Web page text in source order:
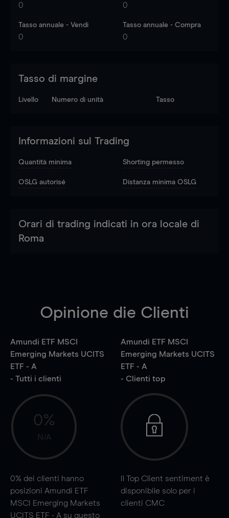
0 0
Tasso annuale - Vendi
0
Tasso annuale - Compra
0
Tasso di margine
Livello Numero di unità Tasso
Informazioni sul Trading
Quantità minima Shorting permesso
OSLG autorisé Distanza minima OSLG
Orari di trading indicati in ora locale di
Roma
Opinione die Clienti
Amundi ETF MSCI
Emerging Markets UCITS
ETF - A
- Tutti i clienti
0%
N/A
0% dei clienti hanno
posizioni Amundi ETF
MSCI Emerging Markets
UCITS ETF - A su questo
Amundi ETF MSCI
Emerging Markets UCITS
ETF - A
- Clienti top
Il Top Client sentiment è
disponibile solo per i
clienti CMC